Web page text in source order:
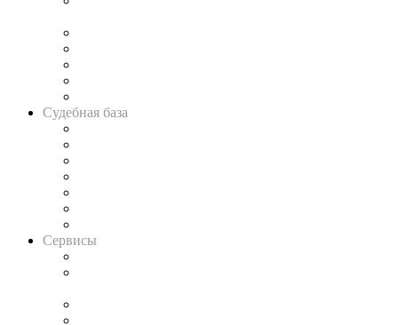
Судебная база
Сервисы